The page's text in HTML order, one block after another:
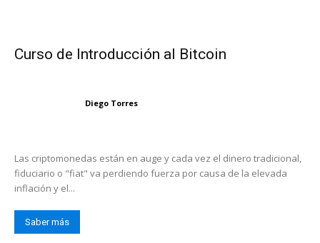
Curso de Introducción al Bitcoin
Diego Torres
Las criptomonedas están en auge y cada vez el dinero tradicional,
fiduciario o "fiat" va perdiendo fuerza por causa de la elevada
inflación y el...
Saber más